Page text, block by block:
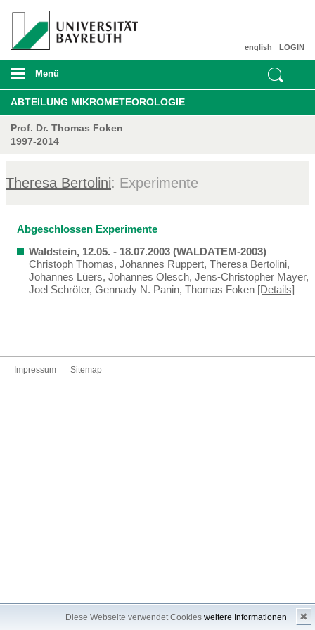
Diese Webseite verwendet Cookies weitere Informationen ✖
LOGIN
english
Menü
ABTEILUNG MIKROMETEOROLOGIE
Prof. Dr. Thomas Foken
1997-2014
Theresa Bertolini: Experimente
Abgeschlossen Experimente
Waldstein, 12.05. - 18.07.2003 (WALDATEM-2003)
Christoph Thomas, Johannes Ruppert, Theresa Bertolini,
Johannes Lüers, Johannes Olesch, Jens-Christopher Mayer,
Joel Schröter, Gennady N. Panin, Thomas Foken [Details]
Impressum Sitemap